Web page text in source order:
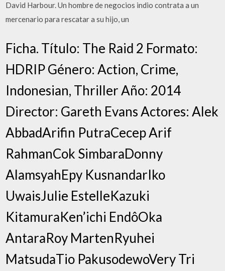
David Harbour. Un hombre de negocios indio contrata a un
mercenario para rescatar a su hijo, un
Ficha. Título: The Raid 2 Formato:
HDRIP Género: Action, Crime,
Indonesian, Thriller Año: 2014
Director: Gareth Evans Actores: Alek
AbbadArifin PutraCecep Arif
RahmanCok SimbaraDonny
AlamsyahEpy KusnandarIko
UwaisJulie EstelleKazuki
KitamuraKen’ichi EndôOka
AntaraRoy MartenRyuhei
MatsudaTio PakusodewoVery Tri